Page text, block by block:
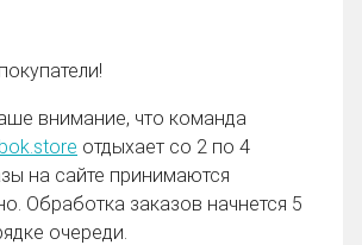
внимание, что команда
отдыхает со 2 по 4
на сайте принимаются
Обработка заказов начнется 5
очереди.